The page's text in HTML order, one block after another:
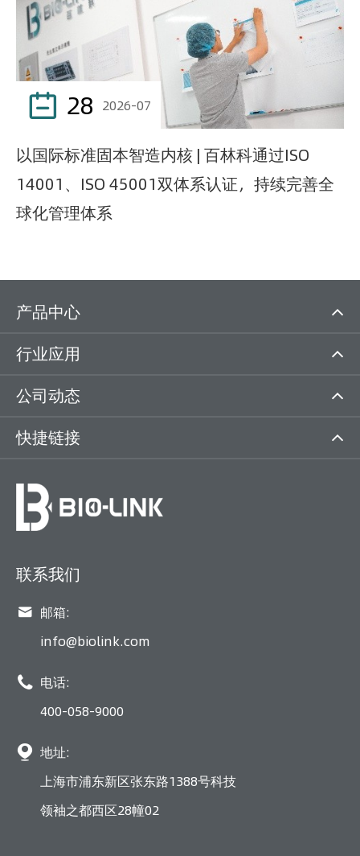
 28 2026-07
以国际标准固本智造内核 | 百林科通过ISO
14001、ISO 45001双体系认证，持续完善全
球化管理体系
产品中心
行业应用
公司动态
快捷链接
联系我们
 邮箱:
info@biolink.com
 电话:
400-058-9000
 地址:
上海市浦东新区张东路1388号科技
领袖之都西区28幢02